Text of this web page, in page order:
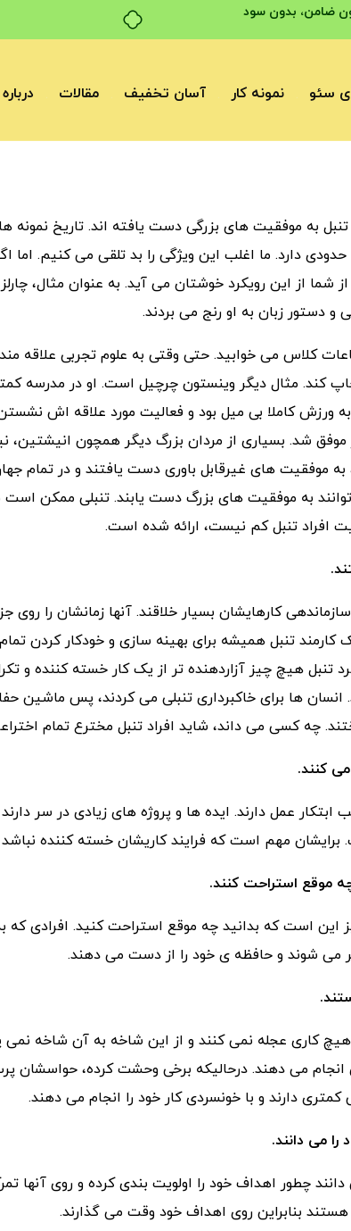
ضامن، بدون سود
سئو نمونه کار آسان تخفیف مقالات
تنبل به موفقیت های بزرگی دست یافته اند. تاریخ نمونه
دارد. ما اغلب این ویژگی را بد تلقی می کنیم. اما
شما از این رویکرد خوشتان می آید. به عنوان مثال،
و دستور زبان به او رنج می بردند.
کلاس می خوابید. حتی وقتی به علوم تجربی علاقه
کند. مثال دیگر وینستون چرچیل است. او در مدرسه
ورزش کاملا بی میل بود و فعالیت مورد علاقه اش
شد. بسیاری از مردان بزرگ دیگر همچون انیشتین،
به موفقیت های غیرقابل باوری دست یافتند و در تمام
به موفقیت های بزرگ دست یابند. تنبلی ممکن است
افراد تنبل کم نیست، ارائه شده است.
سازماندهی کارهایشان بسیار خلاقند. آنها زمانشان
کارمند تنبل همیشه برای بهینه سازی و خودکار کردن
تنبل هیچ چیز آزاردهنده تر از یک کار خسته کننده و
انسان ها برای خاکبرداری تنبلی می کردند، پس ماشین
چه کسی می داند، شاید افراد تنبل مخترع تمام
ابتکار عمل دارند. ایده ها و پروژه های زیادی در سر
مهم است که فرایند کاریشان خسته کننده
این است که بدانید چه موقع استراحت کنید. افرادی
می شوند و حافظه ی خود را از دست می دهند.
هیچ کاری عجله نمی کنند و از این شاخه به آن شاخه نمی
می دهند. درحالیکه برخی وحشت کرده، حواسشان
کمتری دارند و با خونسردی کار خود را انجام می دهند.
دانند چطور اهداف خود را اولویت بندی کرده و روی آنها
هستند بنابراین روی اهداف خود وقت می گذارند.